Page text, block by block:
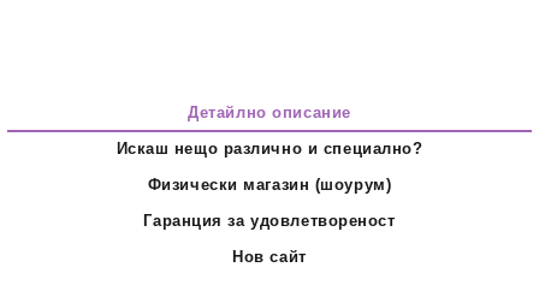
Детайлно описание
Искаш нещо различно и специално?
Физически магазин (шоурум)
Гаранция за удовлетвореност
Нов сайт